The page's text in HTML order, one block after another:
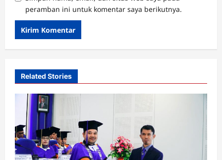
peramban ini untuk komentar saya berikutnya.
Related Stories